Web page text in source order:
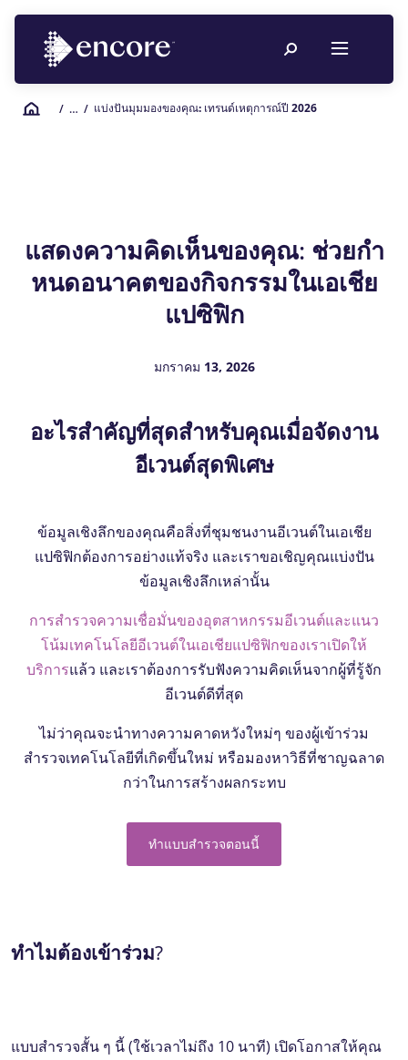
/ … / แบ่งปันมุมมองของคุณ: เทรนด์เหตุการณ์ปี 2026
แสดงความคิดเห็นของคุณ: ช่วยกํา
หนดอนาคตของกิจกรรมในเอเชีย
แปซิฟิก
มกราคม 13, 2026
อะไรสําคัญที่สุดสําหรับคุณเมื่อจัดงาน
อีเวนต์สุดพิเศษ
ข้อมูลเชิงลึกของคุณคือสิ่งที่ชุมชนงานอีเวนต์ในเอเชีย
แปซิฟิกต้องการอย่างแท้จริง และเราขอเชิญคุณแบ่งปัน
ข้อมูลเชิงลึกเหล่านั้น
การสํารวจความเชื่อมั่นของอุตสาหกรรมอีเวนต์และแนว
โน้มเทคโนโลยีอีเวนต์ในเอเชียแปซิฟิกของเราเปิดให้
บริการแล้ว และเราต้องการรับฟังความคิดเห็นจากผู้ที่รู้จัก
อีเวนต์ดีที่สุด
ไม่ว่าคุณจะนําทางความคาดหวังใหม่ๆ ของผู้เข้าร่วม
สํารวจเทคโนโลยีที่เกิดขึ้นใหม่ หรือมองหาวิธีที่ชาญฉลาด
กว่าในการสร้างผลกระทบ
ทําแบบสํารวจตอนนี้
ทําไมต้องเข้าร่วม?
แบบสํารวจสั้น ๆ นี้ (ใช้เวลาไม่ถึง 10 นาที) เปิดโอกาสให้คุณ